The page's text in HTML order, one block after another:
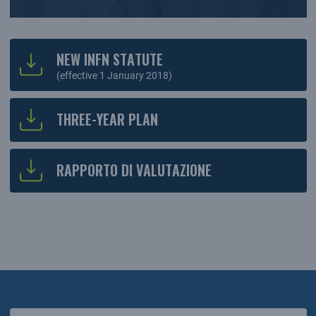
NEW INFN STATUTE
(effective 1 January 2018)
THREE-YEAR PLAN
RAPPORTO DI VALUTAZIONE